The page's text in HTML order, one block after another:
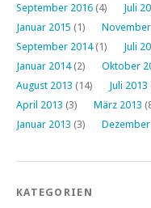
September 2016 (4) Juli
Januar 2015 (1)
September 2014(1) Juli
Januar 2014(2) Oktober
August 2013 (14) Juli 2013
April 2013 (3) März 2013
Januar 2013 (3)
KATEGORIEN